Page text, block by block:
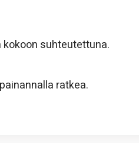
kokoon suhteutettuna.
ratkea.